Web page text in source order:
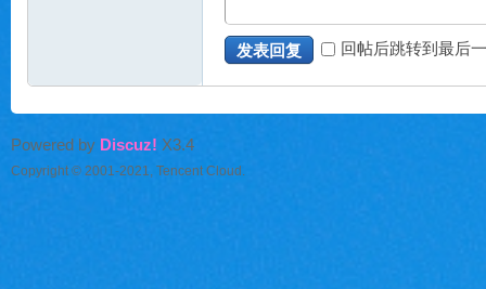
发表回复 回帖后跳转到最后
Powered by Discuz! X3.4
Copyright © 2001-2021, Tencent Cloud.